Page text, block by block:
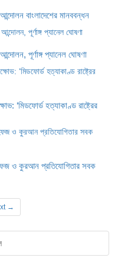
বাংলাদেশের মানববন্ধন
পূর্ণাঙ্গ প্যানেল ঘোষণা
‘মিডফোর্ড হত্যাকাণ্ড রাষ্ট্রের
ও কুরআন প্রতিযোগিতার সবক
→